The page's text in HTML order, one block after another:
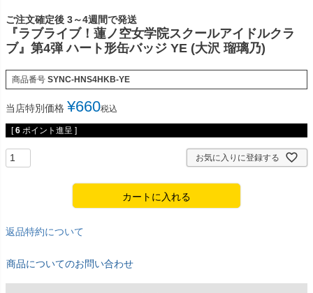
ご注文確定後 3～4週間で発送
『ラブライブ！蓮ノ空女学院スクールアイドルクラ
ブ』第4弾 ハート形缶バッジ YE (大沢 瑠璃乃)
商品番号 SYNC-HNS4HKB-YE
当店特別価格 ¥660税込
[ 6 ポイント進呈 ]
お気に入りに登録する
カートに入れる
返品特約について
商品についてのお問い合わせ